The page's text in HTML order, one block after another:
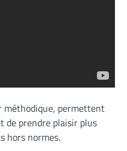
méthodique, permettent
de prendre plaisir plus
hors normes.